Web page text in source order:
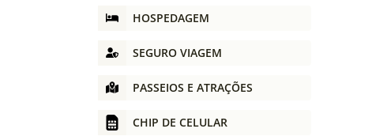
HOSPEDAGEM
SEGURO VIAGEM
PASSEIOS E ATRAÇÕES
CHIP DE CELULAR